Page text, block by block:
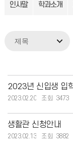
인사말 학과소개
2023.02.20
3473
생활관 신청안내
2023.02.13
3882